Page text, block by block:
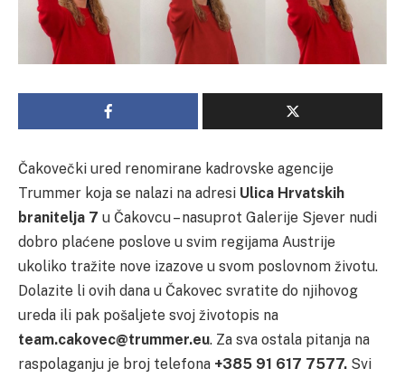
Čakovečki ured renomirane kadrovske agencije
Trummer koja se nalazi na adresi Ulica Hrvatskih
branitelja 7 u Čakovcu – nasuprot Galerije Sjever nudi
dobro plaćene poslove u svim regijama Austrije
ukoliko tražite nove izazove u svom poslovnom životu.
Dolazite li ovih dana u Čakovec svratite do njihovog
ureda ili pak pošaljete svoj životopis na
team.cakovec@trummer.eu. Za sva ostala pitanja na
raspolaganju je broj telefona +385 91 617 7577. Svi